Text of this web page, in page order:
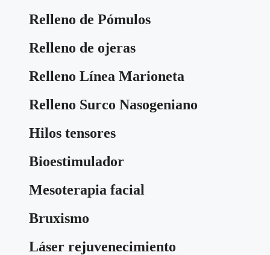
Relleno de Pómulos
Relleno de ojeras
Relleno Línea Marioneta
Relleno Surco Nasogeniano
Hilos tensores
Bioestimulador
Mesoterapia facial
Bruxismo
Láser rejuvenecimiento